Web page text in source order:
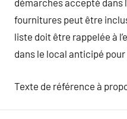
démarches accepté dans
fournitures peut être
liste doit être rappelée à
dans le local anticipé
Texte de référence à